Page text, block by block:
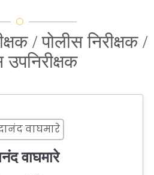
/ पोलीस निरीक्षक /
उपनिरीक्षक
वाघमारे